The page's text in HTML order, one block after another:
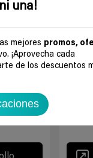
una!
mejores promos,
¡Aprovecha cada
de los descuentos
0
24,88€
Gafas